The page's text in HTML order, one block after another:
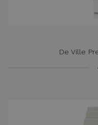
De Ville